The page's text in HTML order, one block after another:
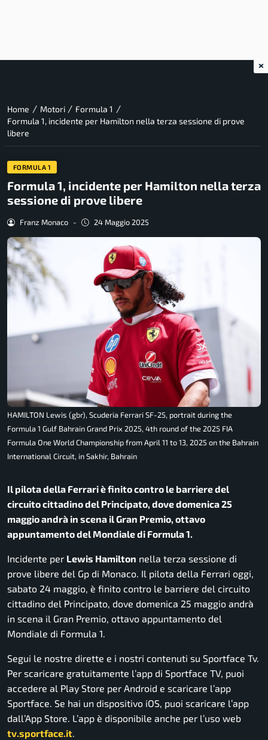
Home / Motori / Formula 1 /
Formula 1, incidente per Hamilton nella terza sessione di prove
libere
FORMULA 1
Formula 1, incidente per Hamilton nella terza
sessione di prove libere
Franz Monaco - 24 Maggio 2025
HAMILTON Lewis (gbr), Scuderia Ferrari SF-25, portrait during the
Formula 1 Gulf Bahrain Grand Prix 2025, 4th round of the 2025 FIA
Formula One World Championship from April 11 to 13, 2025 on the Bahrain
International Circuit, in Sakhir, Bahrain
Il pilota della Ferrari è finito contro le barriere del
circuito cittadino del Principato, dove domenica 25
maggio andrà in scena il Gran Premio, ottavo
appuntamento del Mondiale di Formula 1.
Incidente per Lewis Hamilton nella terza sessione di
prove libere del Gp di Monaco. Il pilota della Ferrari oggi,
sabato 24 maggio, è finito contro le barriere del circuito
cittadino del Principato, dove domenica 25 maggio andrà
in scena il Gran Premio, ottavo appuntamento del
Mondiale di Formula 1.
Segui le nostre dirette e i nostri contenuti su Sportface Tv.
Per scaricare gratuitamente l’app di Sportface TV, puoi
accedere al Play Store per Android e scaricare l’app
Sportface. Se hai un dispositivo iOS, puoi scaricare l’app
dall’App Store. L’app è disponibile anche per l’uso web
tv.sportface.it.
×